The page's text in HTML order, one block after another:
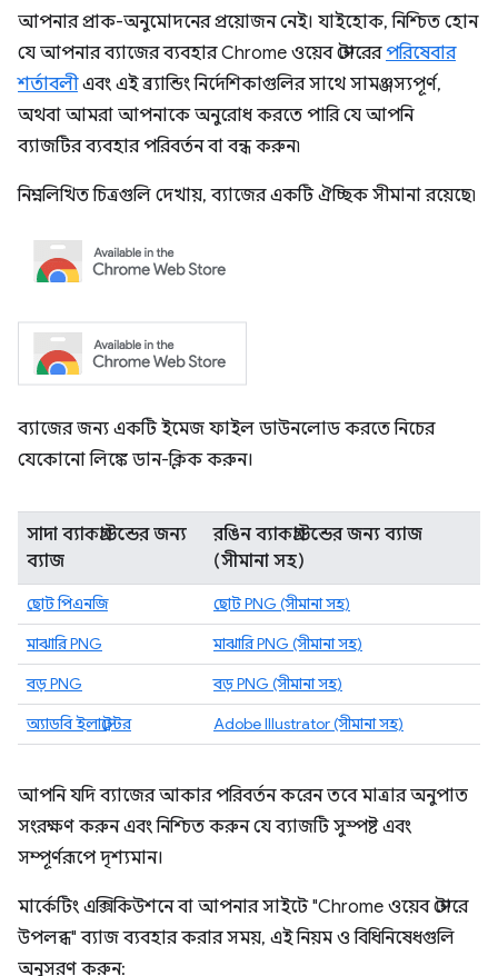
আপনার প্রাক-অনুমোদনের প্রয়োজন নেই। যাইহোক, নিশ্চিত হোন
যে আপনার ব্যাজের ব্যবহার Chrome ওয়েব স্টোরেরপরিষেবার
শর্তাবলীএবং এই ব্র্যান্ডিং নির্দেশিকাগুলির সাথে সামঞ্জস্যপূর্ণ,
অথবা আমরা আপনাকে অনুরোধ করতে পারি যে আপনি
ব্যাজটির ব্যবহার পরিবর্তন বা বন্ধ করুন৷
নিম্নলিখিত চিত্রগুলি দেখায়, ব্যাজের একটি ঐচ্ছিক সীমানা রয়েছে৷
ব্যাজের জন্য একটি ইমেজ ফাইল ডাউনলোড করতে নিচের
যেকোনো লিঙ্কে ডান-ক্লিক করুন।
সাদা ব্যাকগ্রাউন্ডের জন্য
ব্যাজ
রঙিন ব্যাকগ্রাউন্ডের জন্য ব্যাজ
(সীমানা সহ)
ছোট পিএনজি
ছোট PNG (সীমানা সহ)
মাঝারি PNG
মাঝারি PNG (সীমানা সহ)
বড় PNG
বড় PNG (সীমানা সহ)
অ্যাডবি ইলাস্ট্রেটর
Adobe Illustrator (সীমানা সহ)
আপনি যদি ব্যাজের আকার পরিবর্তন করেন তবে মাত্রার অনুপাত
সংরক্ষণ করুন এবং নিশ্চিত করুন যে ব্যাজটি সুস্পষ্ট এবং
সম্পূর্ণরূপে দৃশ্যমান।
মার্কেটিং এক্সিকিউশনে বা আপনার সাইটে "Chrome ওয়েব স্টোরে
উপলব্ধ" ব্যাজ ব্যবহার করার সময়, এই নিয়ম ও বিধিনিষেধগুলি
অনুসরণ করুন: